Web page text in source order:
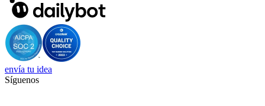
envía tu idea
Síguenos